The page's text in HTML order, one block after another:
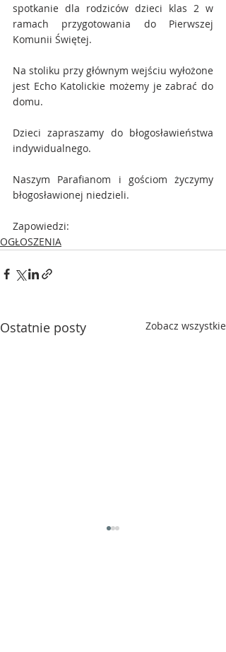
spotkanie dla rodziców dzieci klas 2 w
ramach przygotowania do Pierwszej
Komunii Świętej.
Na stoliku przy głównym wejściu wyłożone
jest Echo Katolickie możemy je zabrać do
domu.
Dzieci zapraszamy do błogosławieństwa
indywidualnego.
Naszym Parafianom i gościom życzymy
błogosławionej niedzieli.
Zapowiedzi:
OGŁOSZENIA
Ostatnie posty Zobacz wszystkie